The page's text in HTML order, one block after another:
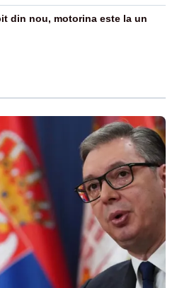
din nou, motorina este la un